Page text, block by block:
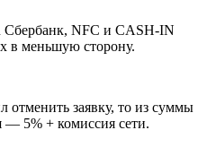
Сбербанк, NFC и CASH-IN
в меньшую сторону.
отменить заявку, то из суммы
— 5% + комиссия сети.